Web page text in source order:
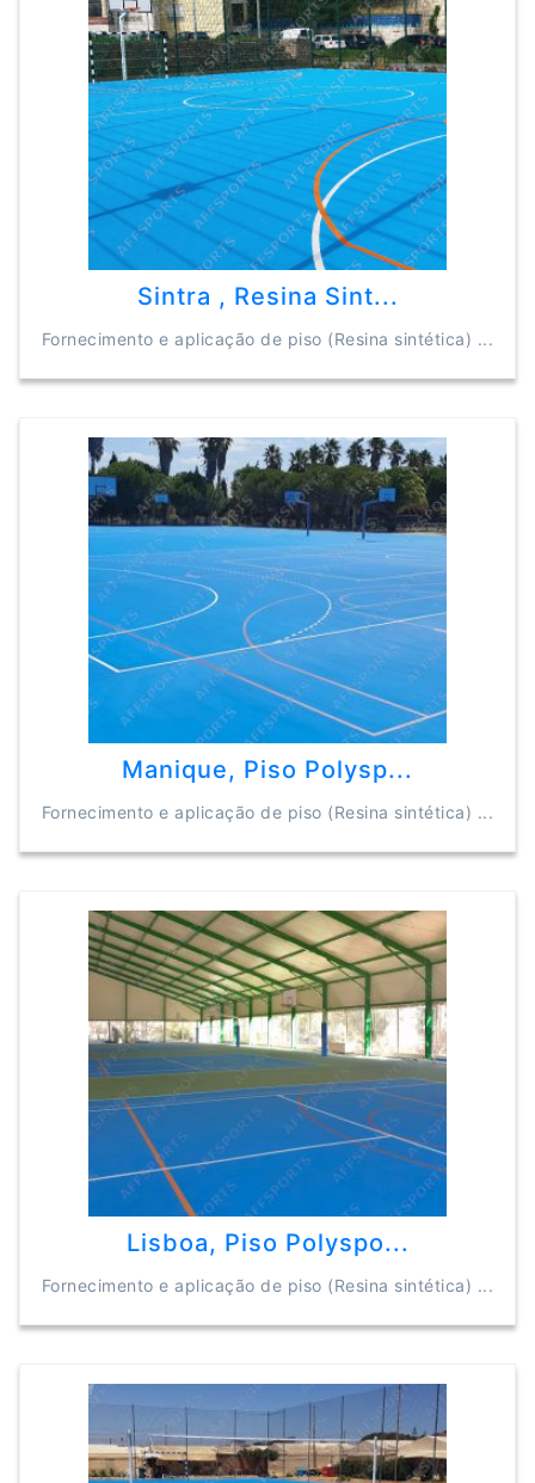
Sintra , Resina Sint...
Fornecimento e aplicação de piso (Resina sintética) ...
Manique, Piso Polysp...
Fornecimento e aplicação de piso (Resina sintética) ...
Lisboa, Piso Polyspo...
Fornecimento e aplicação de piso (Resina sintética) ...